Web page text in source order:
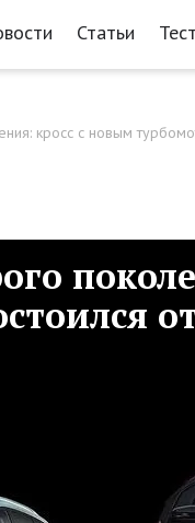
Статьи
кросс с новым